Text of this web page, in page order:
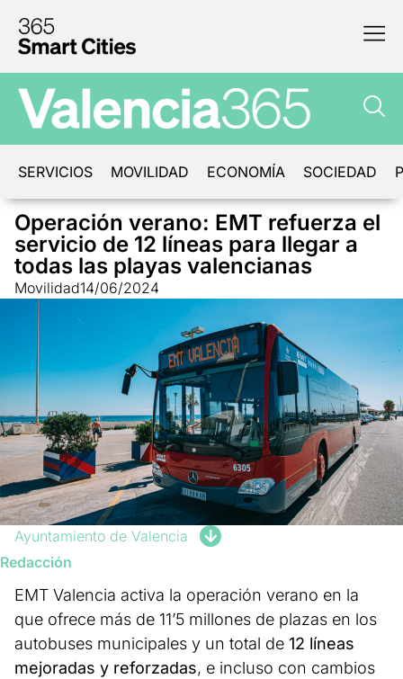
SERVICIOS MOVILIDAD ECONOMÍA SOCIEDAD
Operación verano: EMT refuerza el
servicio de 12 líneas para llegar a
todas las playas valencianas
Movilidad14/06/2024
Ayuntamiento de Valencia
Redacción
EMT Valencia activa la operación verano en la
que ofrece más de 11’5 millones de plazas en los
autobuses municipales y un total de 12 líneas
mejoradas y reforzadas, e incluso con cambios